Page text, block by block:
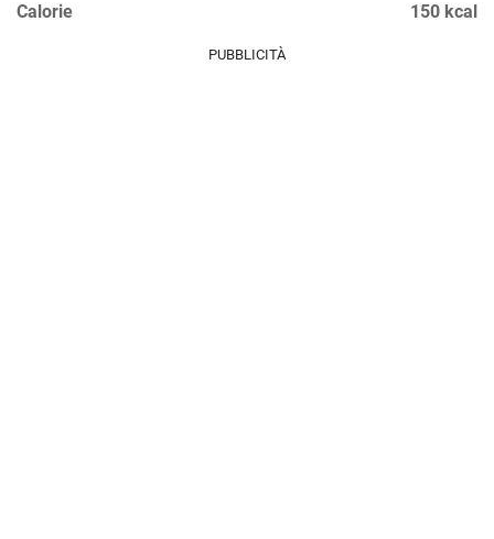
Calorie
150 kcal
PUBBLICITÀ